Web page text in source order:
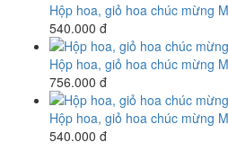
Hộp hoa, giỏ hoa chúc mừng
540.000 đ
Hộp hoa, giỏ hoa chúc mừng
756.000 đ
Hộp hoa, giỏ hoa chúc mừng
540.000 đ